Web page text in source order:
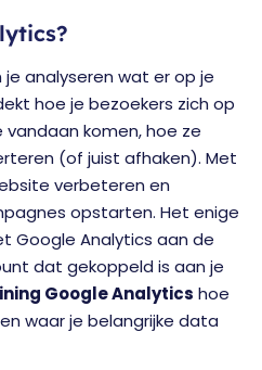
analyseren wat er op je
hoe je bezoekers zich op
komen, hoe ze
(of juist afhaken). Met
verbeteren en
opstarten. Het enige
Google Analytics aan de
dat gekoppeld is aan je
Google Analytics hoe
waar je belangrijke data